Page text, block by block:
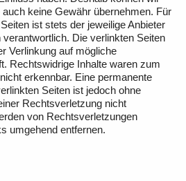
keine Gewähr übernehmen. Für
ist stets der jeweilige Anbieter
Die verlinkten Seiten
Verlinkung auf mögliche
Rechtswidrige Inhalte waren zum
erkennbar. Eine permanente
Seiten ist jedoch ohne
Rechtsverletzung nicht
von Rechtsverletzungen
umgehend entfernen.